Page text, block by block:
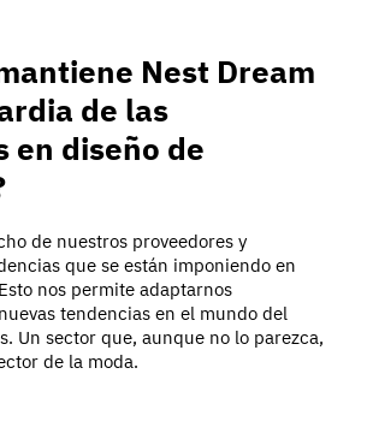
Nest Dream
de las
en diseño de
de nuestros proveedores y
que se están imponiendo en
nos permite adaptarnos
tendencias en el mundo del
Un sector que, aunque no lo parezca,
de la moda.